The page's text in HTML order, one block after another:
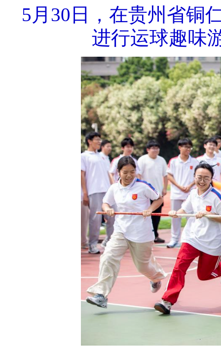
5月30日，在贵州省铜
进行运球趣味